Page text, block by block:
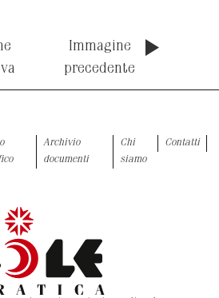
Immagine
precedente
Archivio
documenti
Chi
siamo
Contatti